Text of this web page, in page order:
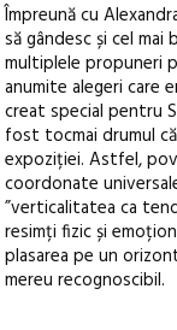
Împreună cu
să gândesc și cel
multiplele propuneri
anumite alegeri care
creat special pentru
fost tocmai drumul
expoziției. Astfel,
coordonate
”verticalitatea ca
resimți fizic și
plasarea pe un
mereu recognoscibil.